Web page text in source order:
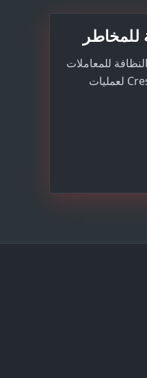
للمعاملات
الموضحة عبر أقسام Cresta Luxeron لعمليات